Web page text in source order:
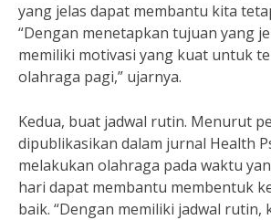
yang jelas dapat membantu kita
“Dengan menetapkan tujuan yang
memiliki motivasi yang kuat untuk
olahraga pagi,” ujarnya.
Kedua, buat jadwal rutin. Menurut
dipublikasikan dalam jurnal Health
melakukan olahraga pada waktu
hari dapat membantu membentuk
baik. “Dengan memiliki jadwal rutin,